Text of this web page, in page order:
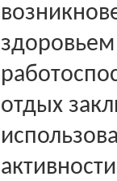
отдых